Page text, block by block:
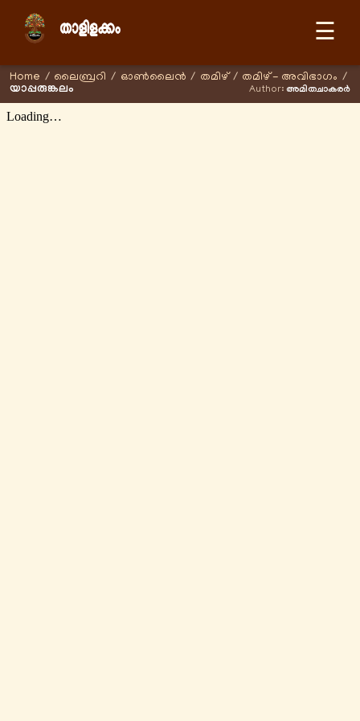
☰
Home / ലൈബ്രറി / ഓണ്‍ലൈന്‍ / തമിഴ് / തമിഴ് - അവിഭാഗം /
യാപ്പരുങ്കലം Author: അമിതചാകരർ